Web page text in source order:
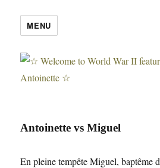
MENU
Antoinette vs Miguel
En pleine tempête Miguel, baptême